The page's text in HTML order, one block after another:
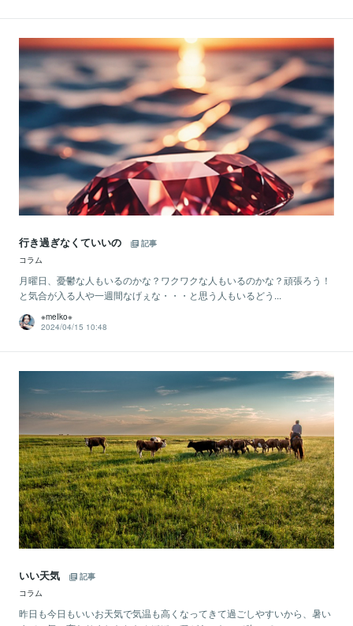
行き過ぎなくていいの
記事
コラム
月曜日、憂鬱な人もいるのかな？ワクワクな人もいるのかな？頑張ろう！
と気合が入る人や一週間なげぇな・・・と思う人もいるどう...
※meIko※
2024/04/15 10:48
いい天気
記事
コラム
昨日も今日もいいお天気で気温も高くなってきて過ごしやすいから、暑い